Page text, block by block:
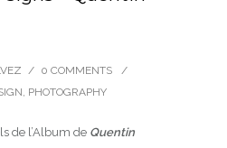
/ 0 COMMENTS
/
, PHOTOGRAPHY
de l’Album de Quentin